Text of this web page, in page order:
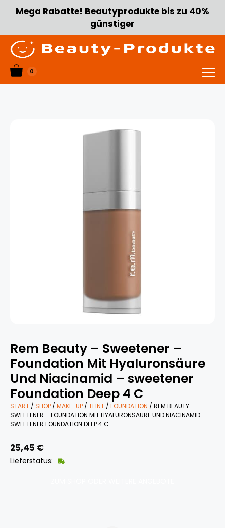
Zum
Inhalt
Mega Rabatte! Beautyprodukte bis zu 40%
günstiger
0
Menü
Rem Beauty – Sweetener –
Foundation Mit Hyaluronsäure
Und Niacinamid – sweetener
Foundation Deep 4 C
START / SHOP / MAKE-UP / TEINT / FOUNDATION / REM BEAUTY –
SWEETENER – FOUNDATION MIT HYALURONSÄURE UND NIACINAMID –
SWEETENER FOUNDATION DEEP 4 C
25,45 €
Lieferstatus: